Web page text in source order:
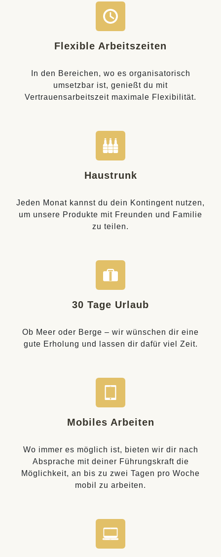
Flexible Arbeitszeiten
In den Bereichen, wo es organisatorisch
umsetzbar ist, genießt du mit
Vertrauensarbeitszeit maximale Flexibilität.
Haustrunk
Jeden Monat kannst du dein Kontingent nutzen,
um unsere Produkte mit Freunden und Familie
zu teilen.
30 Tage Urlaub
Ob Meer oder Berge – wir wünschen dir eine
gute Erholung und lassen dir dafür viel Zeit.
Mobiles Arbeiten
Wo immer es möglich ist, bieten wir dir nach
Absprache mit deiner Führungskraft die
Möglichkeit, an bis zu zwei Tagen pro Woche
mobil zu arbeiten.